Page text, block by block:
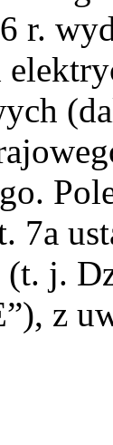
r.
7a
(t. j.
z